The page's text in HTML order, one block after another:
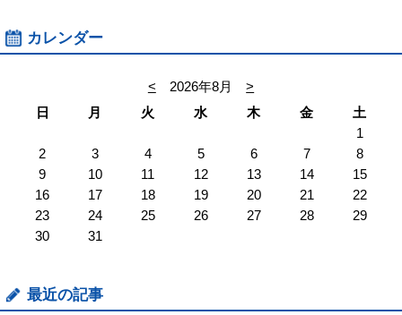
カレンダー
< 2026年8月
>
日
月 火 水 木 金
土
1
2
3 4 5 6 7
8
9
10 11 12 13 14
15
16
17 18 19 20 21
22
23
24 25 26 27 28
29
30
31
最近の記事